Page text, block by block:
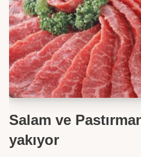
Salam ve
yakıyor